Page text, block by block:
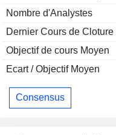
Nombre d'Analystes
Dernier Cours de Cloture
Objectif de cours Moyen
Ecart / Objectif Moyen
Consensus